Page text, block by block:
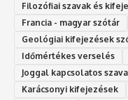
Filozófiai szavak és
Francia - magyar szótár
Geológiai kifejezések
Időmértékes verselés
Joggal kapcsolatos
Karácsonyi kifejezések